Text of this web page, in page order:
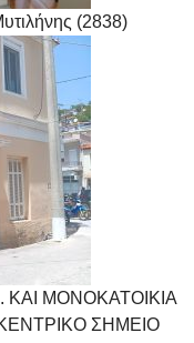
(2838)
ΚΑΙ ΜΟΝΟΚΑΤΟΙΚΙΑ
ΣΗΜΕΙΟ